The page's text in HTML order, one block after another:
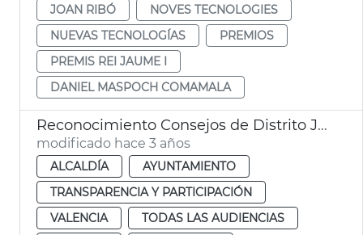
JOAN RIBÓ
NOVES TECNOLOGIES
NUEVAS TECNOLOGÍAS
PREMIOS
PREMIS REI JAUME I
DANIEL MASPOCH COMAMALA
Reconocimiento Consejos de Distrito JMD
modificado hace 3 años
ALCALDÍA
AYUNTAMIENTO
TRANSPARENCIA Y PARTICIPACIÓN
VALENCIA
TODAS LAS AUDIENCIAS